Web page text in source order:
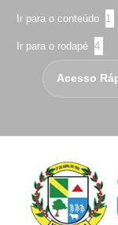
Ir para o conteúdo 1
Ir para o rodapé 4
Acesso